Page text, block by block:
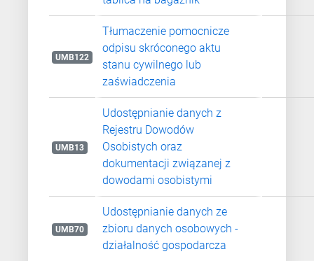
UMB122
Tłumaczenie pomocnicze
odpisu skróconego aktu
stanu cywilnego lub
zaświadczenia
UMB13
Udostępnianie danych z
Rejestru Dowodów
Osobistych oraz
dokumentacji związanej z
dowodami osobistymi
UMB70
Udostępnianie danych ze
zbioru danych osobowych -
działalność gospodarcza